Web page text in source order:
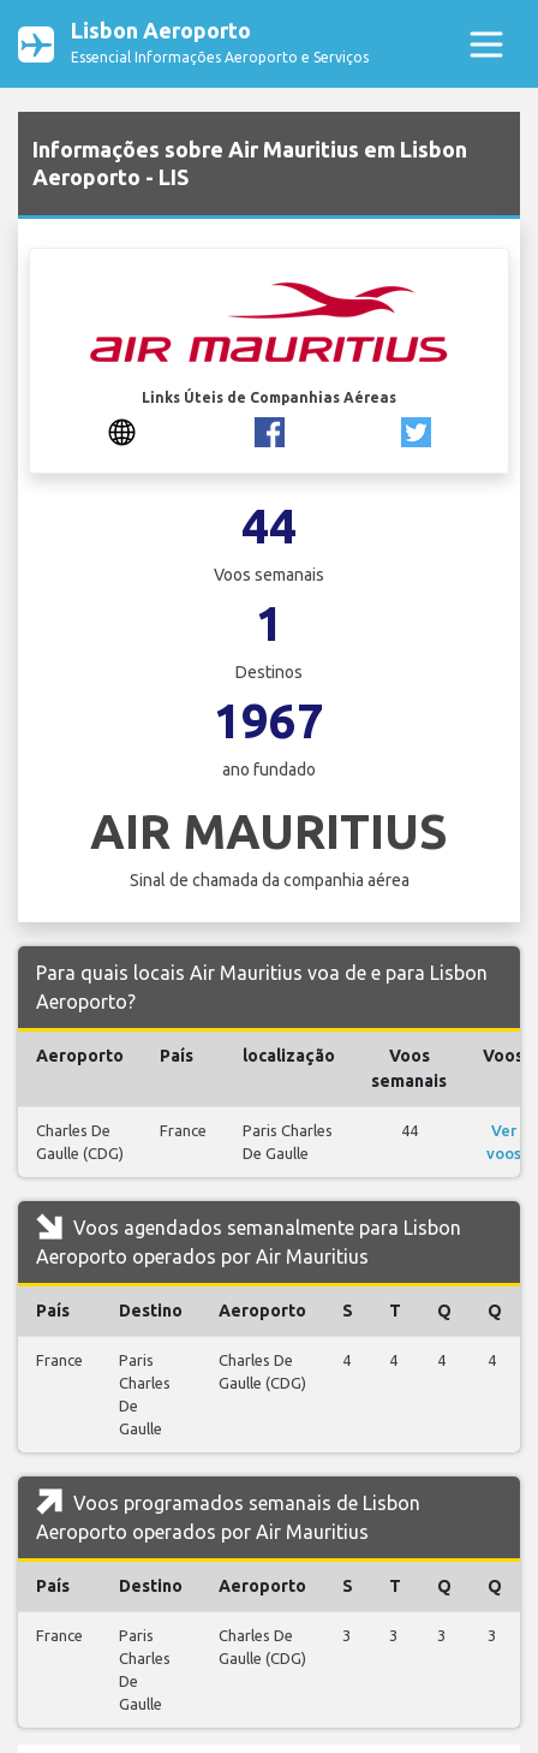
Lisbon Aeroporto
Essencial Informações Aeroporto e Serviços
Informações sobre Air Mauritius em Lisbon
Aeroporto - LIS
Links Úteis de Companhias Aéreas
44
Voos semanais
1
Destinos
1967
ano fundado
AIR MAURITIUS
Sinal de chamada da companhia aérea
Para quais locais Air Mauritius voa de e para Lisbon
Aeroporto?
Aeroporto País localização
Voos
semanais
Voos
Charles De
Gaulle (CDG)
France
Paris Charles
De Gaulle
44
Ver
voos
Voos agendados semanalmente para Lisbon
Aeroporto operados por Air Mauritius
País Destino Aeroporto S T Q Q
France
Paris
Charles
De
Gaulle
Charles De
Gaulle (CDG)
4 4 4 4
Voos programados semanais de Lisbon
Aeroporto operados por Air Mauritius
País Destino Aeroporto S T Q Q
France
Paris
Charles
De
Gaulle
Charles De
Gaulle (CDG)
3 3 3 3